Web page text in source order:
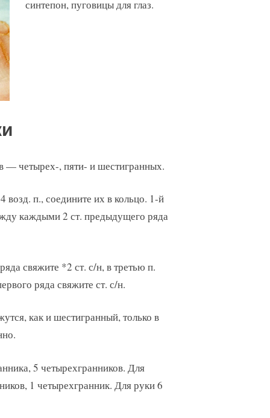
синтепон, пуговицы для глаз.
— четырех-, пяти- и шестигранных.
п., соедините их в кольцо. 1-й
каждыми 2 ст. предыдущего ряда
свяжите *2 ст. с/н, в третью п.
ряда свяжите ст. с/н.
как и шестигранный, только в
5 четырехгранников. Для
1 четырехгранник. Для руки 6